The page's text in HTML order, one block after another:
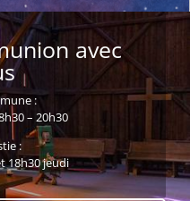
avec
:
– 20h30
:
18h30 jeudi